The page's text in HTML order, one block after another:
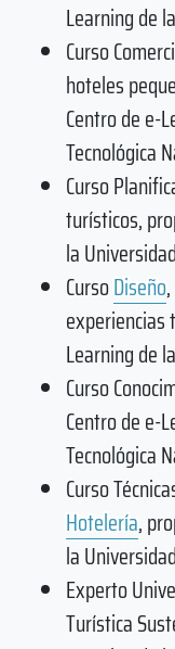
Learning de
Curso
hoteles
Centro de e-
Tecnológica
Curso
turísticos,
la
CursoDiseño,
experiencias
Learning de
Curso
Centro de e-
Tecnológica
Curso
Hotelería,
la
Experto
Turística